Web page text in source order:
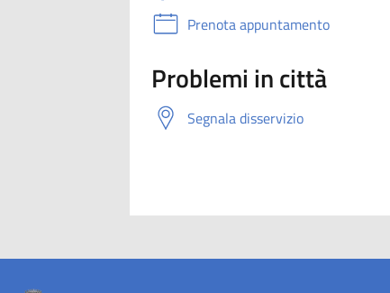
Prenota appuntamento
Problemi in città
Segnala disservizio